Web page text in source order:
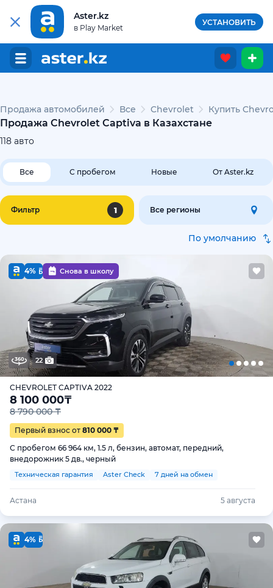
Aster.kz
в Play Market
УСТАНОВИТЬ
Продажа автомобилей Все Chevrolet Купить
Продажа Chevrolet Captiva в Казахстане
118 авто
Все С пробегом Новые От Aster.kz
Фильтр 1 Все регионы
По умолчанию
4% Снова в школу
22
CHEVROLET CAPTIVA 2022
8 100 000₸
8 790 000 ₸
Первый взнос от 810 000 ₸
С пробегом 66 964 км, 1.5 л, бензин, автомат, передний,
внедорожник 5 дв., черный
Техническая гарантия Aster Check 7 дней на обмен
Астана 5 августа
4%